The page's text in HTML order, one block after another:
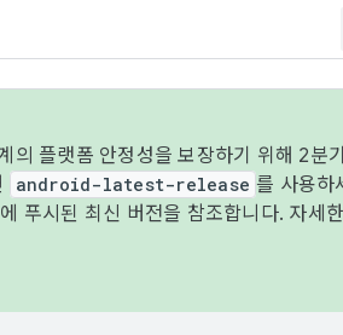
플랫폼 안정성을 보장하기 위해 2분
android-latest-release 를 사용하
푸시된 최신 버전을 참조합니다. 자세